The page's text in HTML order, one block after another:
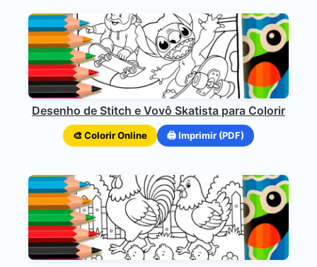
Desenho de Stitch e Vovô Skatista para Colorir
🎨 Colorir Online 🖨️ Imprimir (PDF)